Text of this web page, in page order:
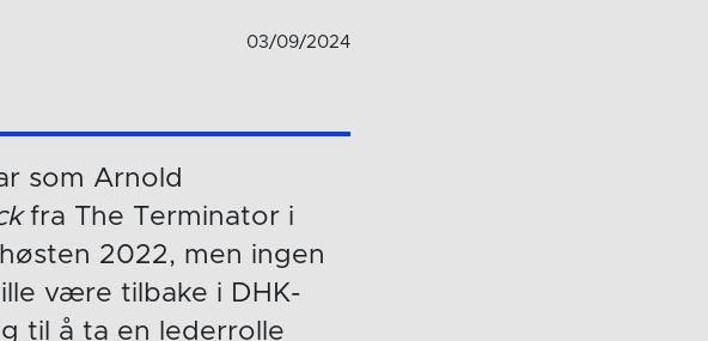
03/09/2024
som Arnold
fra The Terminator i
2022, men ingen
være tilbake i DHK-
til å ta en lederrolle